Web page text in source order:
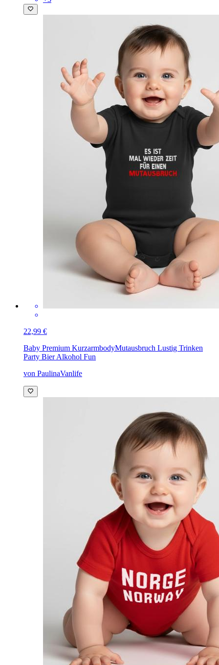
22,99 €
Baby Premium KurzarmbodyMutausbruch Lustig Trinken
Party Bier Alkohol Fun
von PaulinaVanlife